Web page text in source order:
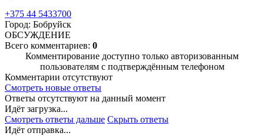
+375 44 5433700
Город: Бобруйск
ОБСУЖДЕНИЕ
Всего комментариев: 0
Комментирование доступно только авторизованным
пользователям с подтверждённым телефоном
Комментарии отсутствуют
Смотреть новые ответы
Ответы отсутствуют на данный момент
Идёт загрузка...
Смотреть ответы дальше Скрыть ответы
Идёт отправка...